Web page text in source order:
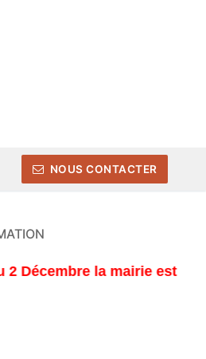
NOUS CONTACTER
la mairie est